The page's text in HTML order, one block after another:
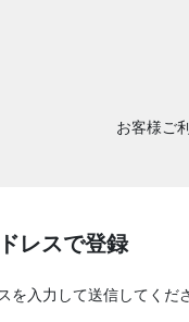
お客様ご
レスで登録
を入力して送信してくだ